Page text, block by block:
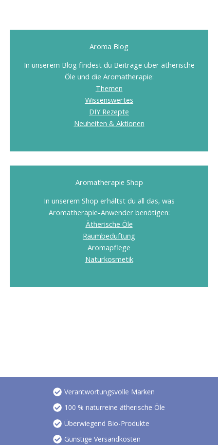
auf.
können
auf
Aroma Blog
In unserem Blog findest du Beiträge über ätherische
Öle und die Aromatherapie:
Themen
Wissenswertes
DIY Rezepte
Neuheiten & Aktionen
Aromatherapie Shop
In unserem Shop erhältst du all das, was
Aromatherapie-Anwender benötigen:
Ätherische Öle
Raumbeduftung
Aromapflege
Naturkosmetik
Verantwortungsvolle Marken
100 % naturreine ätherische Öle
Überwiegend Bio-Produkte
Günstige Versandkosten